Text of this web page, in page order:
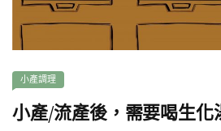
小產調理
小產/流產後，需要喝生化